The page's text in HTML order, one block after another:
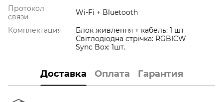
Протокол
связи
Wi-Fi + Bluetooth
Комплектация
Блок живлення + кабель: 1 шт
Світлодіодна стрічка: RGBICW
Sync Box: 1шт.
Доставка Оплата Гарантия